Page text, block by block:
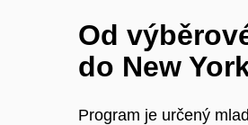
Od
do New
Program je určený